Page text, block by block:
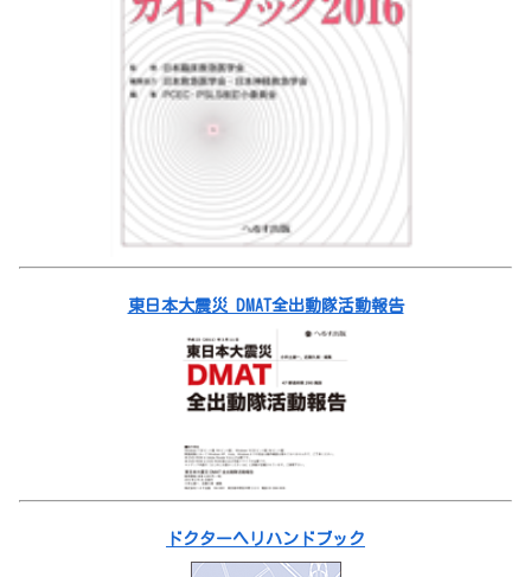
東日本大震災 DMAT全出動隊活動報告
ドクターヘリハンドブック